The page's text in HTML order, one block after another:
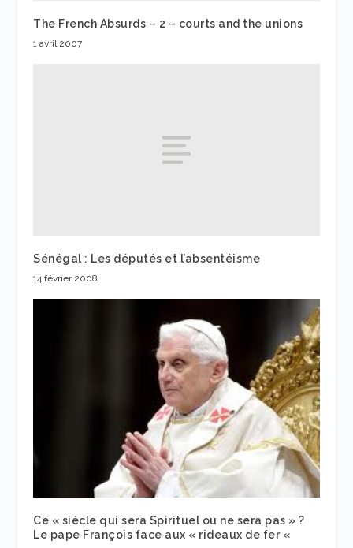
The French Absurds – 2 – courts and the unions
1 avril 2007
Sénégal : Les députés et l’absentéisme
14 février 2008
Ce « siècle qui sera Spirituel ou ne sera pas » ?
Le pape François face aux « rideaux de fer «